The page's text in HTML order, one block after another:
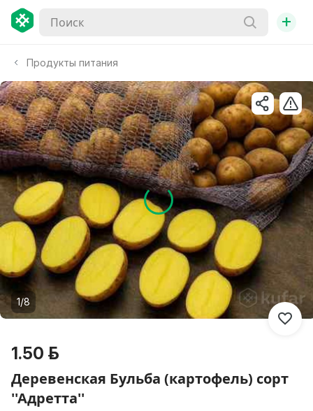
+
Продукты питания
1/8
1.50 р.
Деревенская Бульба (картофель) сорт
''Адретта''